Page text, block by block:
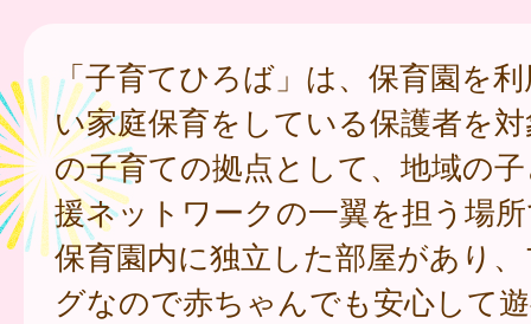
「子育てひろば」は、保育園を
い家庭保育をしている保護者を
の子育ての拠点として、地域の
援ネットワークの一翼を担う場
保育園内に独立した部屋があり
グなので赤ちゃんでも安心して